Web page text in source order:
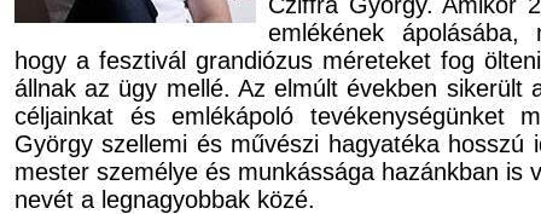
emlékének
hogy a fesztivál grandiózus méreteket fog
állnak az ügy mellé. Az elmúlt években si­ke­rült
céljainkat és emlékápoló te­vé­keny­sé­gün­ket
György szellemi és művészi hagyatéka hosszú
mester személye és munkássága hazánkban is
nevét a legnagyobbak közé.